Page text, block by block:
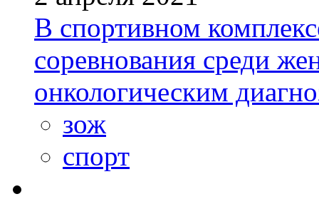
В спортивном
соревнования среди
онкологическим
зож
спорт